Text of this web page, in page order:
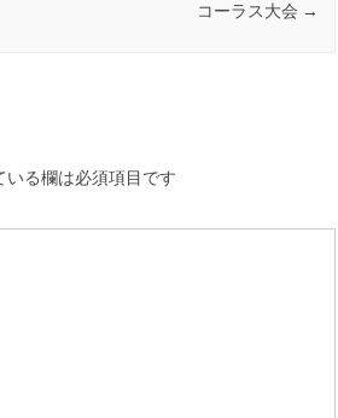
コーラス大会 →
いる欄は必須項目です